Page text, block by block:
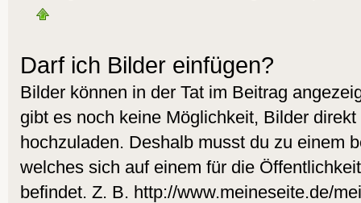
Darf ich Bilder einfügen?
Bilder können in der Tat im Beitrag
gibt es noch keine Möglichkeit, Bilder
hochzuladen. Deshalb musst du zu einem
welches sich auf einem für die
befindet. Z. B. http://www.meineseite.de/